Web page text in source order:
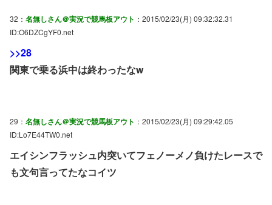
32： 名無しさん＠実況で競馬板アウト ：2015/02/23(月) 09:32:32.31
ID:O6DZCgYF0.net
>>28
関東で乗る浜中は終わったなw
29： 名無しさん＠実況で競馬板アウト ：2015/02/23(月) 09:29:42.05
ID:Lo7E44TW0.net
エイシンフラッシュ内突いてフェノーメノ負けたレースで
も文句言ってたなコイツ